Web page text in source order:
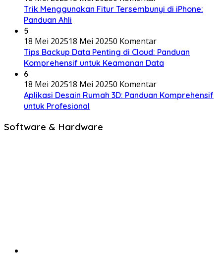
Trik Menggunakan Fitur Tersembunyi di iPhone:
Panduan Ahli
5
18 Mei 202518 Mei 20250 Komentar
Tips Backup Data Penting di Cloud: Panduan
Komprehensif untuk Keamanan Data
6
18 Mei 202518 Mei 20250 Komentar
Aplikasi Desain Rumah 3D: Panduan Komprehensif
untuk Profesional
Software & Hardware